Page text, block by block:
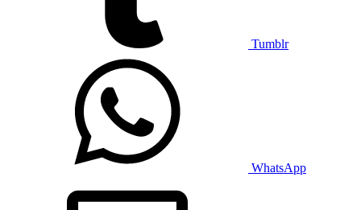
Tumblr
WhatsApp